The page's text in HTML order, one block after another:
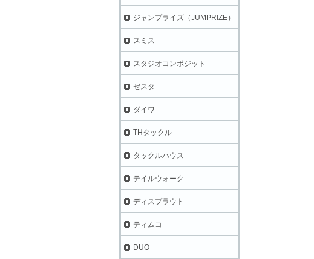
ジャンプライズ（JUMPRIZE）
スミス
スタジオコンポジット
ゼスタ
ダイワ
THタックル
タックルハウス
テイルウォーク
ディスプラウト
ティムコ
DUO